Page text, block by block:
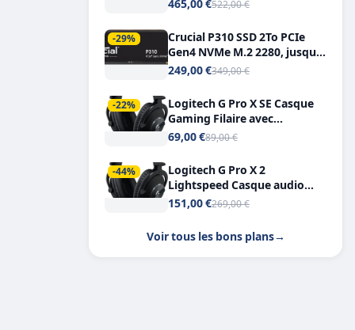
465,00 €522,00 €
-29%
Crucial P310 SSD 2To PCIe
Gen4 NVMe M.2 2280, jusqu’à
7.100 Mo/s
249,00 €349,00 €
-22%
Logitech G Pro X SE Casque
Gaming Filaire avec
Microphone Micro
7.1
69,00 €89,00 €
-44%
Logitech G Pro X 2
Lightspeed Casque audio
bluetooth
151,00 €269,00 €
Voir tous les bons plans→